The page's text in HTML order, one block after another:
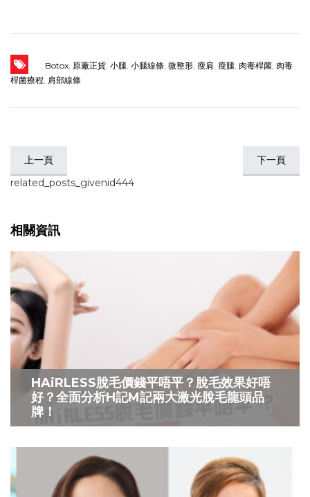
Botox 原廠正貨 小腿 小腿線條 微整形 瘦肩 瘦腿 肉毒桿菌 肉毒
桿菌療程 肩部線條
上一頁
下一頁
related_posts_givenid444
相關資訊
HAiRLESS脫毛價錢平唔平？脫毛效果好唔
好？全面分析H記M記兩大激光脫毛龍頭品
牌！